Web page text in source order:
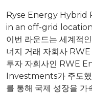
Ryse Energy Hybrid
in an off-grid location
이번 라운드는 세계적
너지 거래 자회사
투자 자회사인 RWE
Investments가 주도
를 통해 국제 성장을 가